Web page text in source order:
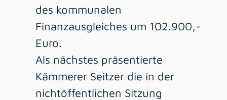
des kommunalen
Finanzausgleiches um 102.900,-
Euro.
Als nächstes präsentierte
Kämmerer Seitzer die in der
nichtöffentlichen Sitzung